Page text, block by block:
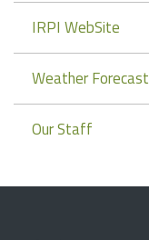
IRPI WebSite
Weather Forecast
Our Staff